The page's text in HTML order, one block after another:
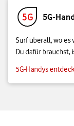
5G-
Surf überall, wo es
Du dafür brauchst,
5G-Handys